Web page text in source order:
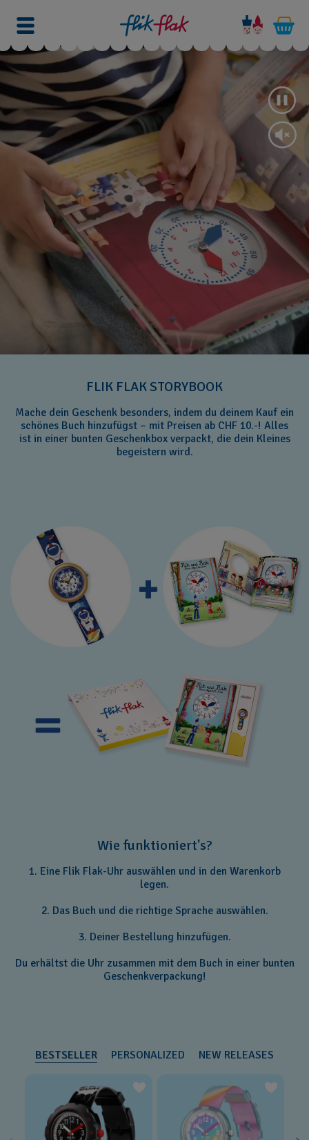
FLIK FLAK STORYBOOK
Mache dein Geschenk besonders, indem du deinem Kauf ein
schönes Buch hinzufügst – mit Preisen ab CHF 10.-! Alles
ist in einer bunten Geschenkbox verpackt, die dein Kleines
begeistern wird.
Wie funktioniert's?
1. Eine Flik Flak-Uhr auswählen und in den Warenkorb
legen.
2. Das Buch und die richtige Sprache auswählen.
3. Deiner Bestellung hinzufügen.
Du erhältst die Uhr zusammen mit dem Buch in einer bunten
Geschenkverpackung!
BESTSELLER PERSONALIZED NEW RELEASES